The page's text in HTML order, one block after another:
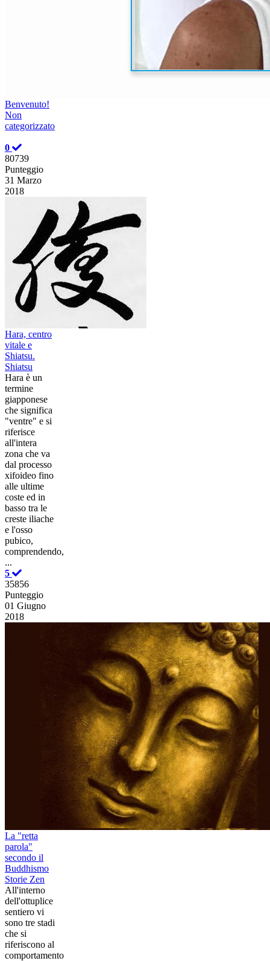
Benvenuto!
Non
categorizzato
0
80739
Punteggio
31 Marzo
2018
Hara, centro
vitale e
Shiatsu.
Shiatsu
Hara è un
termine
giapponese
che significa
"ventre" e si
riferisce
all'intera
zona che va
dal processo
xifoideo fino
alle ultime
coste ed in
basso tra le
creste iliache
e l'osso
pubico,
comprendendo,
...
5
35856
Punteggio
01 Giugno
2018
La "retta
parola"
secondo il
Buddhismo
Storie Zen
All'interno
dell'ottuplice
sentiero vi
sono tre stadi
che si
riferiscono al
comportamento